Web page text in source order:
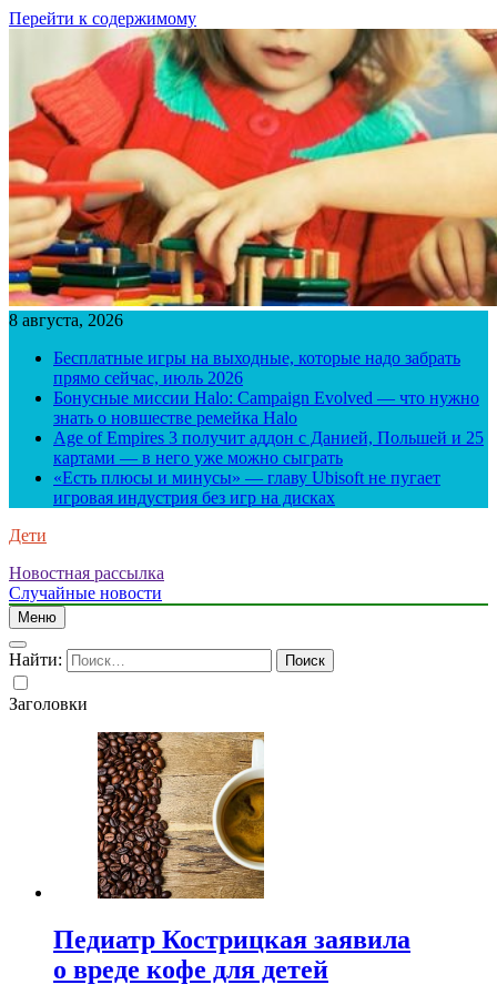
Перейти к содержимому
8 августа, 2026
Бесплатные игры на выходные, которые надо забрать
прямо сейчас, июль 2026
Бонусные миссии Halo: Campaign Evolved — что нужно
знать о новшестве ремейка Halo
Age of Empires 3 получит аддон с Данией, Польшей и 25
картами — в него уже можно сыграть
«Есть плюсы и минусы» — главу Ubisoft не пугает
игровая индустрия без игр на дисках
Дети
Новостная рассылка
Случайные новости
Меню
Найти:
Заголовки
Педиатр Кострицкая заявила
о вреде кофе для детей